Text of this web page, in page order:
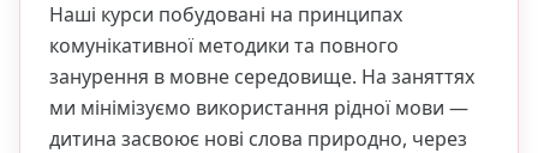
Наші курси побудовані на принципах
комунікативної методики та повного
занурення в мовне середовище. На заняттях
ми мінімізуємо використання рідної мови —
дитина засвоює нові слова природно, через